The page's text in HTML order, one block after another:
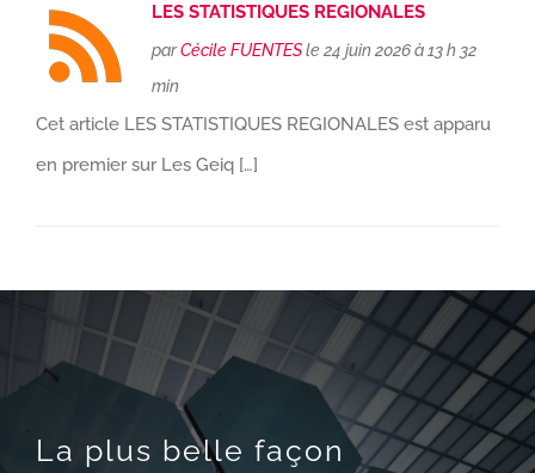
LES STATISTIQUES REGIONALES
parCécile FUENTESle 24 juin 2026 à 13 h 32
min
Cet article LES STATISTIQUES REGIONALES est apparu
en premier sur Les Geiq […]
La plus belle façon